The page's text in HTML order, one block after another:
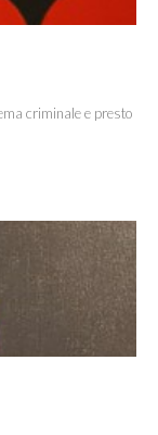
criminale e presto